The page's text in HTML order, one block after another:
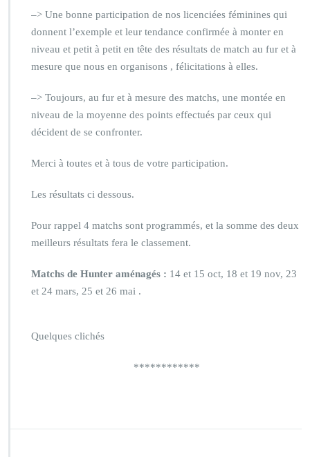
–> Une bonne participation de nos licenciées féminines qui
donnent l’exemple et leur tendance confirmée à monter en
niveau et petit à petit en tête des résultats de match au fur et à
mesure que nous en organisons , félicitations à elles.
–> Toujours, au fur et à mesure des matchs, une montée en
niveau de la moyenne des points effectués par ceux qui
décident de se confronter.
Merci à toutes et à tous de votre participation.
Les résultats ci dessous.
Pour rappel 4 matchs sont programmés, et la somme des deux
meilleurs résultats fera le classement.
Matchs de Hunter aménagés : 14 et 15 oct, 18 et 19 nov, 23
et 24 mars, 25 et 26 mai .
Quelques clichés
************